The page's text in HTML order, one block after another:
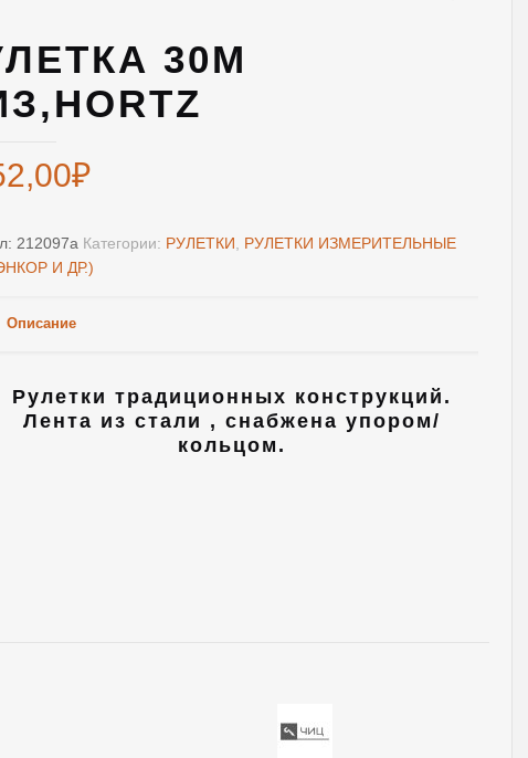
30М
₽
212097а Категории: РУЛЕТКИ
РУЛЕТКИ ИЗМЕРИТЕЛЬНЫЕ
И ДР.)
Описание
Рулетки традиционных конструкций.
Лента из стали , снабжена упором/
кольцом.